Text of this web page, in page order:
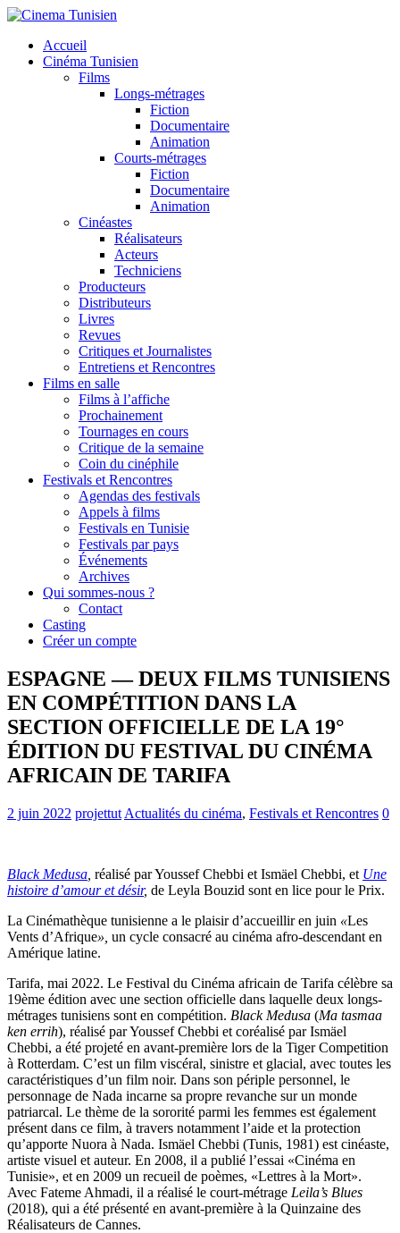
Accueil
Cinéma Tunisien
Films
Longs-métrages
Fiction
Documentaire
Animation
Courts-métrages
Fiction
Documentaire
Animation
Cinéastes
Réalisateurs
Acteurs
Techniciens
Producteurs
Distributeurs
Livres
Revues
Critiques et Journalistes
Entretiens et Rencontres
Films en salle
Films à l’affiche
Prochainement
Tournages en cours
Critique de la semaine
Coin du cinéphile
Festivals et Rencontres
Agendas des festivals
Appels à films
Festivals en Tunisie
Festivals par pays
Événements
Archives
Qui sommes-nous ?
Contact
Casting
Créer un compte
ESPAGNE — DEUX FILMS TUNISIENS
EN COMPÉTITION DANS LA
SECTION OFFICIELLE DE LA 19°
ÉDITION DU FESTIVAL DU CINÉMA
AFRICAIN DE TARIFA
2 juin 2022 projettut Actualités du cinéma, Festivals et Rencontres 0
Black Medusa réalisé par Youssef Chebbi et Ismäel Chebbi, et Une
histoire d’amour et désir, de Leyla Bouzid sont en lice pour le Prix.
La Cinémathèque tunisienne a le plaisir d’accueillir en juin «Les
Vents d’Afrique», un cycle consacré au cinéma afro-descendant en
Amérique latine.
Tarifa, mai 2022. Le Festival du Cinéma africain de Tarifa célèbre sa
19ème édition avec une section officielle dans laquelle deux longs-
métrages tunisiens sont en compétition. Black Medusa (Ma tasmaa
ken errih), réalisé par Youssef Chebbi et coréalisé par Ismäel
Chebbi, a été projeté en avant-première lors de la Tiger Competition
à Rotterdam. C’est un film viscéral, sinistre et glacial, avec toutes les
caractéristiques d’un film noir. Dans son périple personnel, le
personnage de Nada incarne sa propre revanche sur un monde
patriarcal. Le thème de la sororité parmi les femmes est également
présent dans ce film, à travers notamment l’aide et la protection
qu’apporte Nuora à Nada. Ismäel Chebbi (Tunis, 1981) est cinéaste,
artiste visuel et auteur. En 2008, il a publié l’essai «Cinéma en
Tunisie», et en 2009 un recueil de poèmes, «Lettres à la Mort».
Avec Fateme Ahmadi, il a réalisé le court-métrage Leila’s Blues
(2018), qui a été présenté en avant-première à la Quinzaine des
Réalisateurs de Cannes.